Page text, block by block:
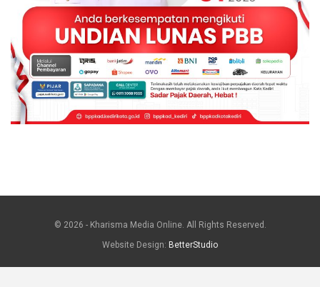
© 2026 - Kharisma Media Online. All Rights Reserved.
Website Design: BetterStudio